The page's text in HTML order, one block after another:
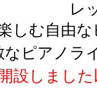
レ
しむ自由
なピアノラ
設しまし